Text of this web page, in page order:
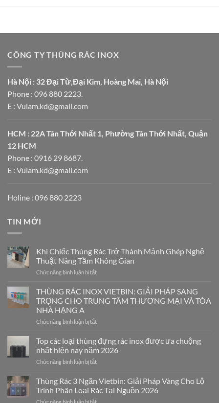
CÔNG TY THÙNG RÁC INOX
Hà Nội : 32 Đại Từ,Đại Kim, Hoàng Mai, Hà Nội
Phone : 096 880 2223.
E : Vulam.kd@gmail.com
HCM : 22A Tân Thới Nhất 1, Phường Tân Thới Nhất, Quận
12 HCM
Phone : 0916 29 8687.
E : Vulam.kd@gmail.com
Holine : 096 880 2223
TIN MỚI
Khi Chiếc Thùng Rác Trở Thành Mảnh Ghép Nghệ
Thuật Nâng Tầm Không Gian
Chức năng bình luận bị tắtở
Chiếc
Rác
Thành
Ghép
Nghệ
Thuật
Nâng
Không
Gian
THÙNG RÁC INOX VIETBIN: GIẢI PHÁP SANG
TRỌNG CHO TRUNG TÂM THƯƠNG MẠI VÀ TÒA
NHÀ HẠNG A
Chức năng bình luận bị tắtở
RÁC
INOX
VIETBIN:
GIẢI
SANG
TRỌNG
Top các loại thùng đựng rác inox được ưa chuộng
nhất hiện nay năm 2026
Chức năng bình luận bị tắtở
các
thùng
Thùng Rác 3 Ngăn Vietbin: Giải Pháp Vàng Cho Lộ
Trình Phân Loại Rác Tại Nguồn 2026
ở